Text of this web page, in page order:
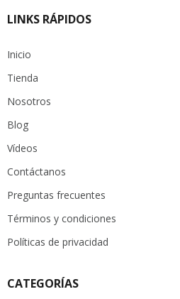
LINKS RÁPIDOS
Inicio
Tienda
Nosotros
Blog
Vídeos
Contáctanos
Preguntas frecuentes
Términos y condiciones
Políticas de privacidad
CATEGORÍAS